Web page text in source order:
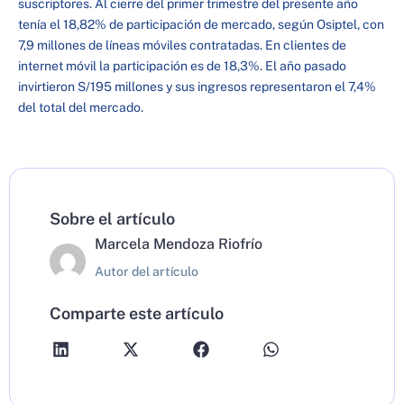
suscriptores. Al cierre del primer trimestre del presente año
tenía el 18,82% de participación de mercado, según Osiptel, con
7,9 millones de líneas móviles contratadas. En clientes de
internet móvil la participación es de 18,3%. El año pasado
invirtieron S/195 millones y sus ingresos representaron el 7,4%
del total del mercado.
Sobre el artículo
Marcela Mendoza Riofrío
Autor del artículo
Comparte este artículo